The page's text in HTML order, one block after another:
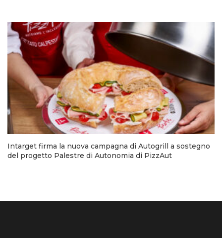
Intarget firma la nuova campagna di Autogrill a sostegno
del progetto Palestre di Autonomia di PizzAut